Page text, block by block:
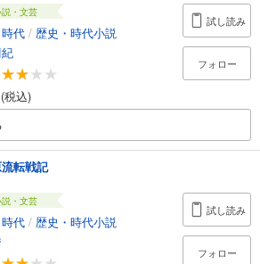
・文芸
代 / 歴史・時代小説
税込)
試し読み
フォロー
転戦記
・文芸
代 / 歴史・時代小説
試し読み
フォロー